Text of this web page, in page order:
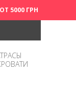
5000 ГРН